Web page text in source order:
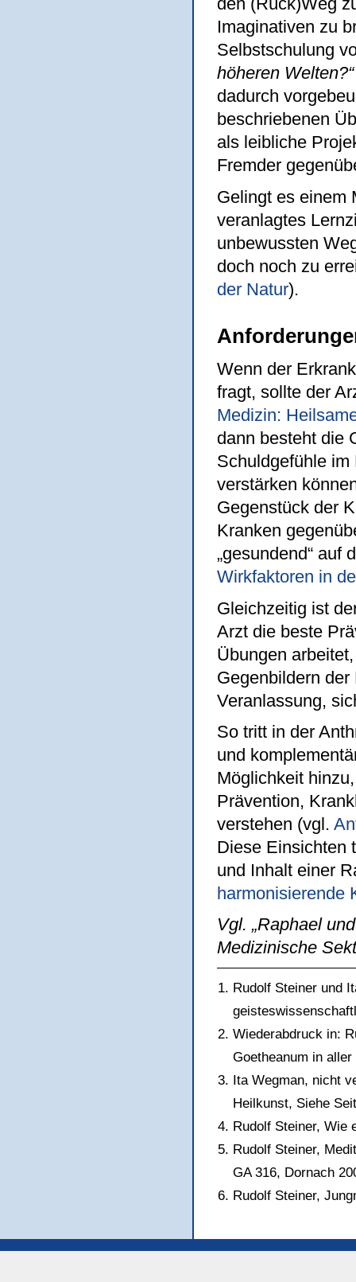
Imaginativen zu
Selbstschulung
höheren Welten?“
dadurch
beschriebenen
als leibliche
Fremder
Gelingt es einem
veranlagtes
unbewussten
doch noch zu
der Natur).
Wenn der
fragt, sollte der
Medizin:
dann besteht die
Schuldgefühle
verstärken
Gegenstück der
Kranken
„gesundend“ auf
Wirkfaktoren in
Gleichzeitig ist
Arzt die beste
Übungen
Gegenbildern
Veranlassung,
So tritt in der
und
Möglichkeit
Prävention,
verstehen (vgl.
Diese Einsichten
und Inhalt einer
harmonisierende
Vgl. „Raphael
Medizinische
Rudolf Steiner und
Wiederabdruck in:
Goetheanum in
Ita Wegman, nicht
Heilkunst, Siehe
Rudolf Steiner, Wie
Rudolf Steiner,
GA 316, Dornach
Rudolf Steiner,